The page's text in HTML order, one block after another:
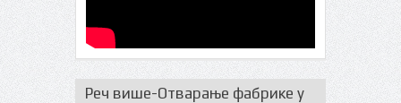
Реч више-Отварање фабрике у